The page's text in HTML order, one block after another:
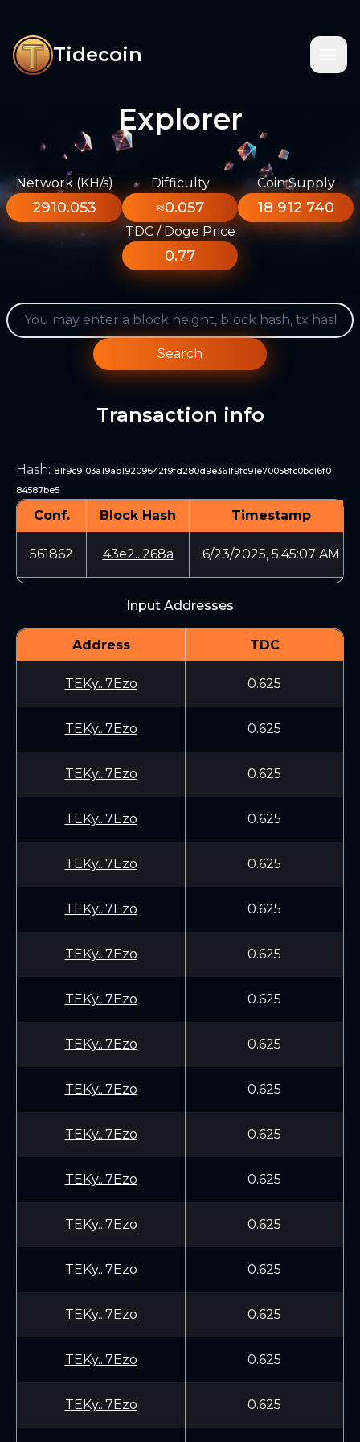
Tidecoin
Explorer
Network (KH/s)
2910.053
Difficulty
≈0.057
Coin Supply
18 912 740
TDC / Doge Price
0.77
Search
Transaction info
Hash: 81f9c9103a19ab19209642f9fd280d9e361f9fc91e70058fc0bc16f0
84587be5
Conf. Block Hash Timestamp
561862 43e2...268a 6/23/2025, 5:45:07 AM
Input Addresses
Address TDC
TEKy...7Ezo 0.625
TEKy...7Ezo 0.625
TEKy...7Ezo 0.625
TEKy...7Ezo 0.625
TEKy...7Ezo 0.625
TEKy...7Ezo 0.625
TEKy...7Ezo 0.625
TEKy...7Ezo 0.625
TEKy...7Ezo 0.625
TEKy...7Ezo 0.625
TEKy...7Ezo 0.625
TEKy...7Ezo 0.625
TEKy...7Ezo 0.625
TEKy...7Ezo 0.625
TEKy...7Ezo 0.625
TEKy...7Ezo 0.625
TEKy...7Ezo 0.625